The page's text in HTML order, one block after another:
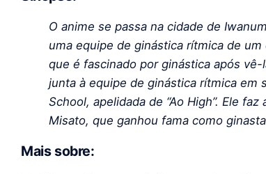
O anime se passa na cidade de
uma equipe de ginástica rítmica de
que é fascinado por ginástica após
junta à equipe de ginástica rítmica em
School, apelidada de “Ao High”. Ele
Misato, que ganhou fama como
Mais sobre: